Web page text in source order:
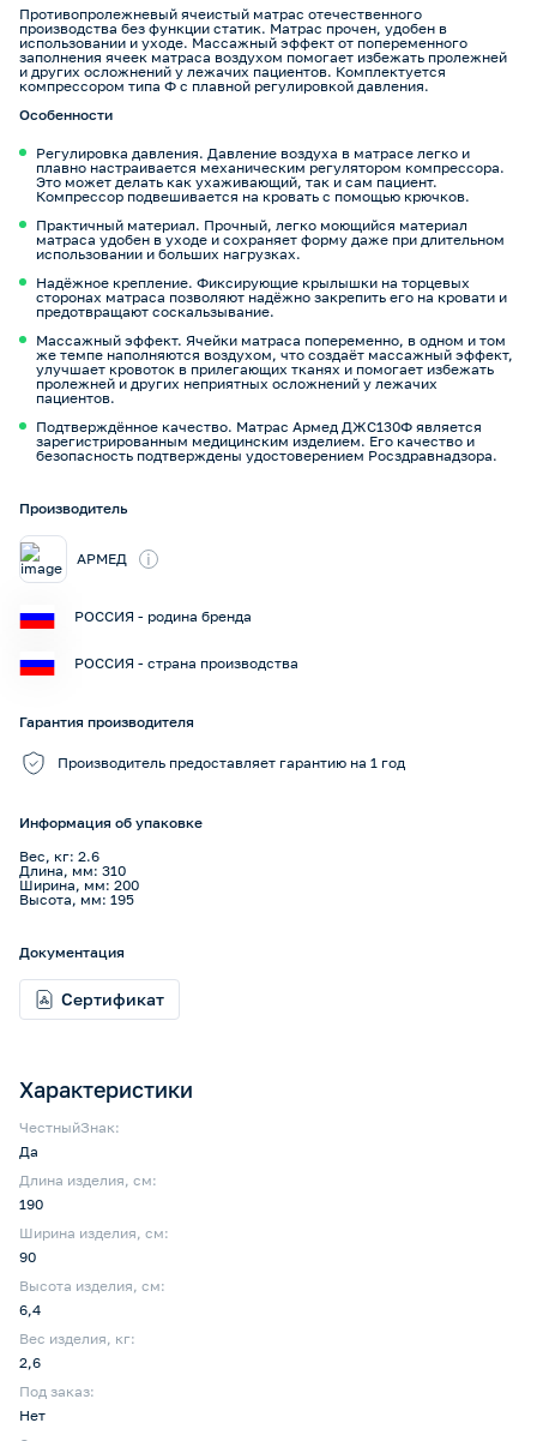
Противопролежневый ячеистый матрас отечественного
производства без функции статик. Матрас прочен, удобен в
использовании и уходе. Массажный эффект от попеременного
заполнения ячеек матраса воздухом помогает избежать пролежней
и других осложнений у лежачих пациентов. Комплектуется
компрессором типа Ф с плавной регулировкой давления.
Особенности
Регулировка давления. Давление воздуха в матрасе легко и
плавно настраивается механическим регулятором компрессора.
Это может делать как ухаживающий, так и сам пациент.
Компрессор подвешивается на кровать с помощью крючков.
Практичный материал. Прочный, легко моющийся материал
матраса удобен в уходе и сохраняет форму даже при длительном
использовании и больших нагрузках.
Надёжное крепление. Фиксирующие крылышки на торцевых
сторонах матраса позволяют надёжно закрепить его на кровати и
предотвращают соскальзывание.
Массажный эффект. Ячейки матраса попеременно, в одном и том
же темпе наполняются воздухом, что создаёт массажный эффект,
улучшает кровоток в прилегающих тканях и помогает избежать
пролежней и других неприятных осложнений у лежачих
пациентов.
Подтверждённое качество. Матрас Армед ДЖС130Ф является
зарегистрированным медицинским изделием. Его качество и
безопасность подтверждены удостоверением Росздравнадзора.
Характеристики
ЧестныйЗнак:
Да
Длина изделия, см:
190
Ширина изделия, см:
90
Высота изделия, см:
6,4
Вес изделия, кг:
2,6
Под заказ:
Нет
Производитель
АРМЕД i
РОССИЯ - родина бренда
РОССИЯ - страна производства
Гарантия производителя
Производитель предоставляет гарантию на 1 год
Информация об упаковке
Вес, кг: 2.6
Длина, мм: 310
Ширина, мм: 200
Высота, мм: 195
Документация
Сертификат